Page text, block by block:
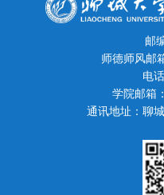
邮
师德师风邮
电
学院邮箱
通讯地址：聊